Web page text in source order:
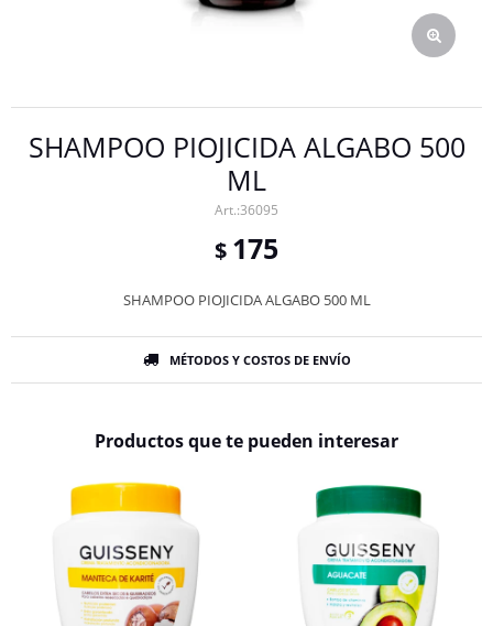
SHAMPOO PIOJICIDA ALGABO 500
ML
36095
$ 175
SHAMPOO PIOJICIDA ALGABO 500 ML
MÉTODOS Y COSTOS DE ENVÍO
Productos que te pueden interesar